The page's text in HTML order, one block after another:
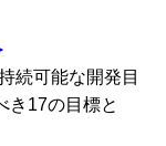
続可能な開発目
き17の目標と